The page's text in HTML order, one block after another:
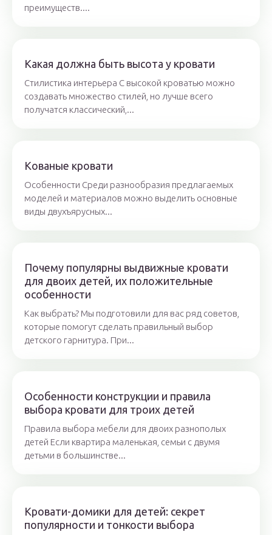
преимуществ....
Какая должна быть высота у кровати
Стилистика интерьера С высокой кроватью можно
создавать множество стилей, но лучше всего
получатся классический,...
Кованые кровати
Особенности Среди разнообразия предлагаемых
моделей и материалов можно выделить основные
виды двухъярусных...
Почему популярны выдвижные кровати
для двоих детей, их положительные
особенности
Как выбрать? Мы подготовили для вас ряд советов,
которые помогут сделать правильный выбор
детского гарнитура. При...
Особенности конструкции и правила
выбора кровати для троих детей
Правила выбора мебели для двоих разнополых
детей Если квартира маленькая, семьи с двумя
детьми в большинстве...
Кровати-домики для детей: секрет
популярности и тонкости выбора